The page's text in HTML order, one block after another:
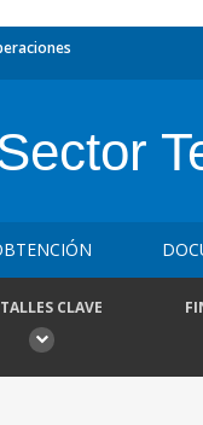
CLAVE